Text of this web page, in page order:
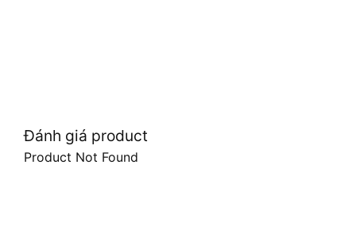
Đánh giá product
Product Not Found